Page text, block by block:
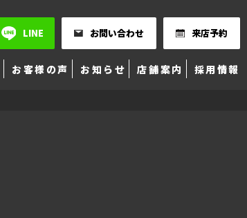
LINE お問い合わせ 来店予約
お客様の声 お知らせ 店舗案内 採用情報